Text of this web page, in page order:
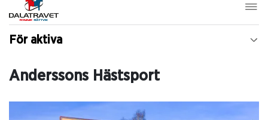
För aktiva
Anderssons Hästsport